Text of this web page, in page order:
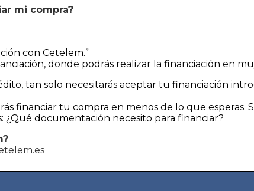
mi compra?
con Cetelem.”
donde podrás realizar la financiación en
tan solo necesitarás aceptar tu financiación
financiar tu compra en menos de lo que esperas.
documentación necesito para financiar?